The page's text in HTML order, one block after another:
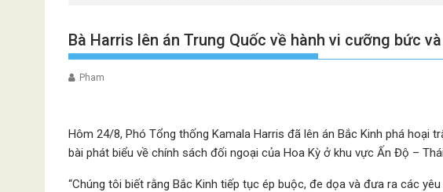
Bà Harris lên án Trung Quốc về hành vi cưỡng bức
Pham
Hôm 24/8, Phó Tổng thống Kamala Harris đã lên án Bắc Kinh phá hoại
bài phát biểu về chính sách đối ngoại của Hoa Kỳ ở khu vực Ấn Độ –
“Chúng tôi biết rằng Bắc Kinh tiếp tục ép buộc, đe dọa và đưa ra các